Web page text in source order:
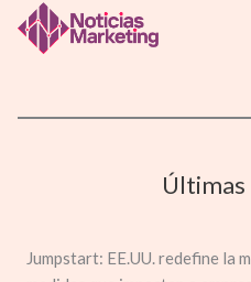
Últimas
Jumpstart: EE.UU. redefine la